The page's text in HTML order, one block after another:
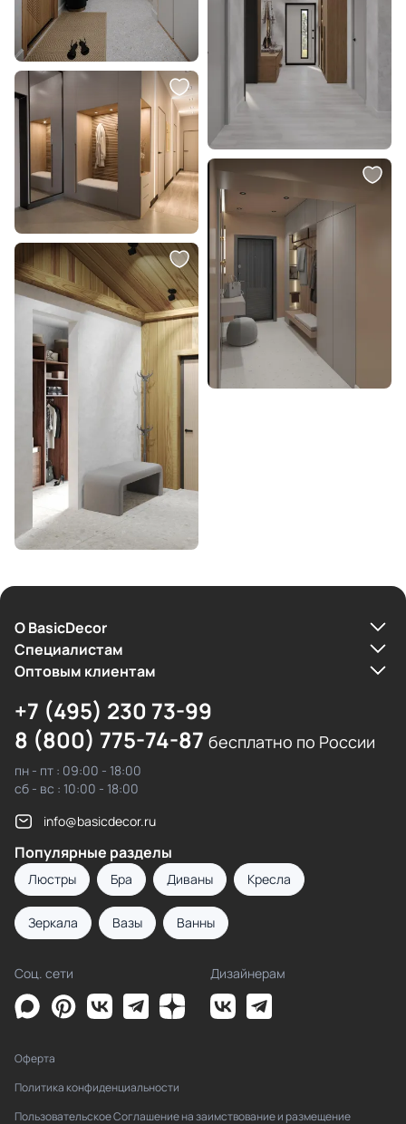
О BasicDecor
Cпециалистам
Оптовым клиентам
+7 (495) 230 73-99
8 (800) 775-74-87 бесплатно по России
пн - пт : 09:00 - 18:00
сб - вс : 10:00 - 18:00
info@basicdecor.ru
Популярные разделы
Люстры Бра Диваны Кресла
Зеркала Вазы Ванны
Соц. сети Дизайнерам
Оферта
Политика конфиденциальности
Пользовательское Соглашение на заимствование и размещение